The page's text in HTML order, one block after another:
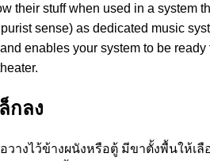
stuff when used in a system
sense) as dedicated music
enables your system to be
กลง
างไว้ข้างผนังหรือตู้ มีขาตั้งพื้นให้เ